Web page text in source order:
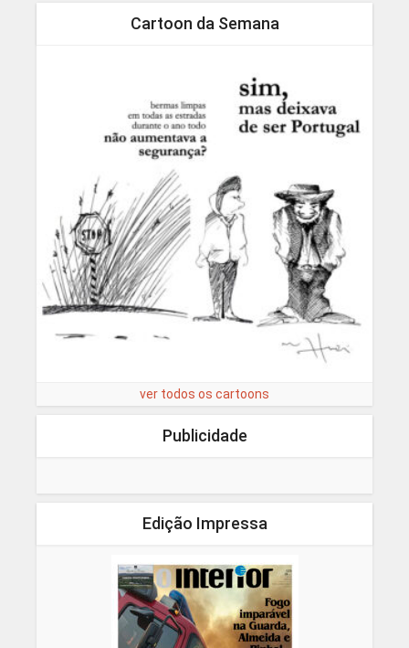
Cartoon da Semana
ver todos os cartoons
Publicidade
Edição Impressa